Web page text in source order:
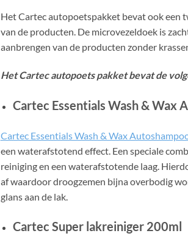
Het Cartec autopoetspakket bevat ook een
van de producten. De microvezeldoek is
aanbrengen van de producten zonder
Het Cartec autopoets pakket bevat de
Cartec Essentials Wash & Wax
Cartec Essentials Wash & Wax
een waterafstotend effect. Een speciale
reiniging en een waterafstotende laag.
af waardoor droogzemen bijna overbodig
glans aan de lak.
Cartec Super lakreiniger 200ml